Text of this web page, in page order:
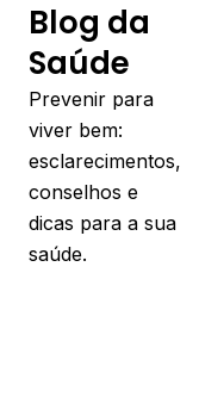
Blog da
Saúde
Prevenir para
viver bem:
esclarecimentos,
conselhos e
dicas para a sua
saúde.